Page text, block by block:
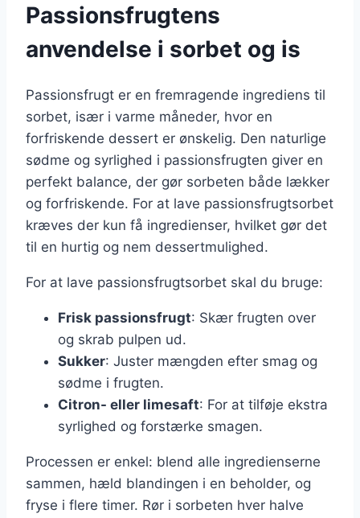
Passionsfrugtens
anvendelse i sorbet og is
Passionsfrugt er en fremragende ingrediens til
sorbet, især i varme måneder, hvor en
forfriskende dessert er ønskelig. Den naturlige
sødme og syrlighed i passionsfrugten giver en
perfekt balance, der gør sorbeten både lækker
og forfriskende. For at lave passionsfrugtsorbet
kræves der kun få ingredienser, hvilket gør det
til en hurtig og nem dessertmulighed.
For at lave passionsfrugtsorbet skal du bruge:
Frisk passionsfrugt: Skær frugten over
og skrab pulpen ud.
Sukker: Juster mængden efter smag og
sødme i frugten.
Citron- eller limesaft: For at tilføje ekstra
syrlighed og forstærke smagen.
Processen er enkel: blend alle ingredienserne
sammen, hæld blandingen i en beholder, og
fryse i flere timer. Rør i sorbeten hver halve